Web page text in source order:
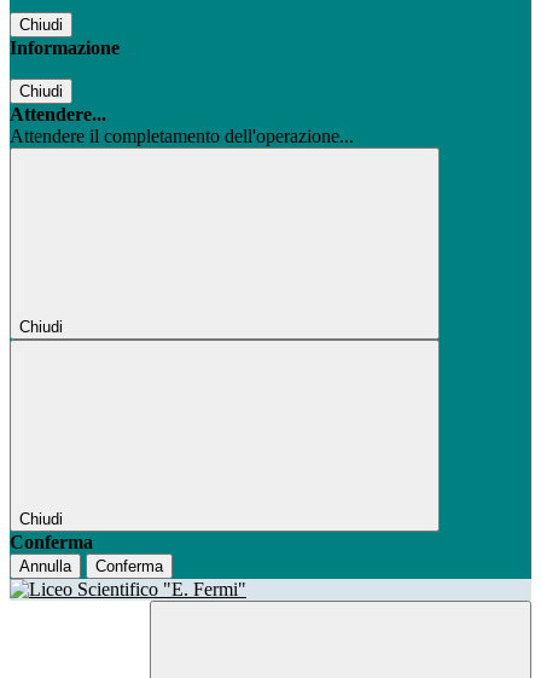
Chiudi
Informazione
Chiudi
Attendere...
Attendere il completamento dell'operazione...
Chiudi
Chiudi
Conferma
Annulla Conferma